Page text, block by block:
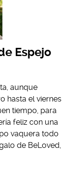
Espejo
aunque
hasta el viernes
tiempo, para
feliz con una
vaquera todo
de BeLoved,